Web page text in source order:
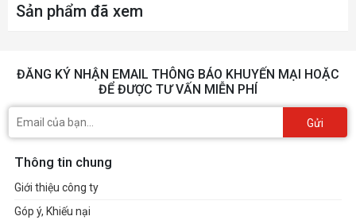
Sản phẩm đã xem
ĐĂNG KÝ NHẬN EMAIL THÔNG BÁO KHUYẾN MẠI HOẶC
ĐỂ ĐƯỢC TƯ VẤN MIỄN PHÍ
Gửi
Thông tin chung
Giới thiệu công ty
Góp ý, Khiếu nại